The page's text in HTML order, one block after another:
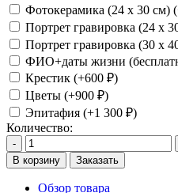
Фотокерамика (24 х 30 см)
Портрет гравировка (24 х
Портрет гравировка (30 х
ФИО+даты жизни
Крестик (+600 ₽)
Цветы (+900 ₽)
Эпитафия (+1 300 ₽)
Количество:
-
В корзину
Заказать
Обзор товара